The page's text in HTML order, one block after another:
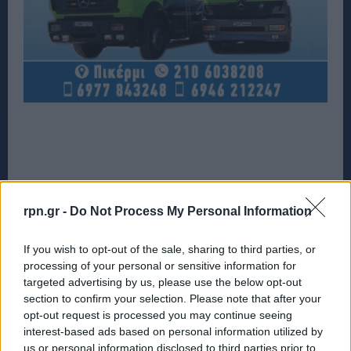
rpn.gr - Do Not Process My Personal Information
If you wish to opt-out of the sale, sharing to third parties, or
processing of your personal or sensitive information for
targeted advertising by us, please use the below opt-out
section to confirm your selection. Please note that after your
opt-out request is processed you may continue seeing
interest-based ads based on personal information utilized by
us or personal information disclosed to third parties prior to